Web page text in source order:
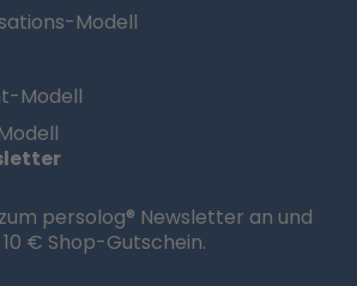
Modell
Modell
persolog® Newsletter an und
€ Shop-Gutschein.